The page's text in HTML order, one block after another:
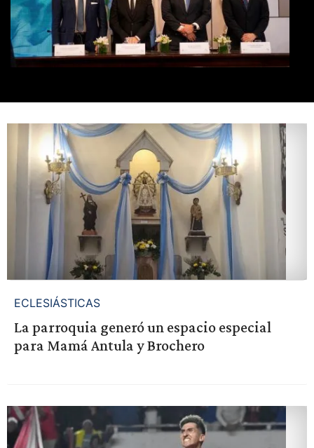
ECLESIÁSTICAS
La parroquia generó un espacio especial
para Mamá Antula y Brochero